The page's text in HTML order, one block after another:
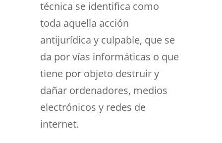
técnica se identifica como
toda aquella acción
antijurídica y culpable, que se
da por vías informáticas o que
tiene por objeto destruir y
dañar ordenadores, medios
electrónicos y redes de
internet.